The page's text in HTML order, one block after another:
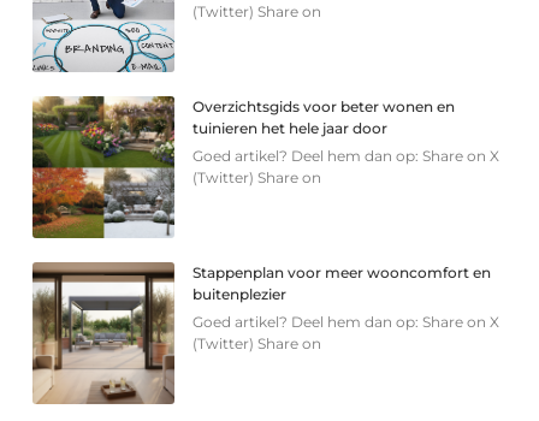
(Twitter) Share on
Overzichtsgids voor beter wonen en
tuinieren het hele jaar door
Goed artikel? Deel hem dan op: Share on X
(Twitter) Share on
Stappenplan voor meer wooncomfort en
buitenplezier
Goed artikel? Deel hem dan op: Share on X
(Twitter) Share on